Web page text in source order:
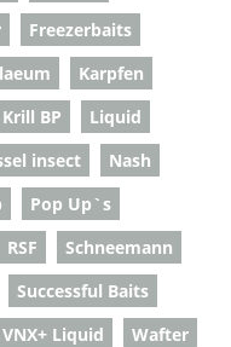
Freezerbaits
Karpfen
Krill BP
Liquid
insect
Nash
Pop Up`s
RSF
Schneemann
Successful Baits
VNX+ Liquid
Wafter